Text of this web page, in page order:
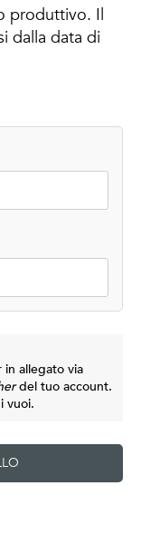
produttivo. Il
dalla data di
allegato via
del tuo account.
vuoi.